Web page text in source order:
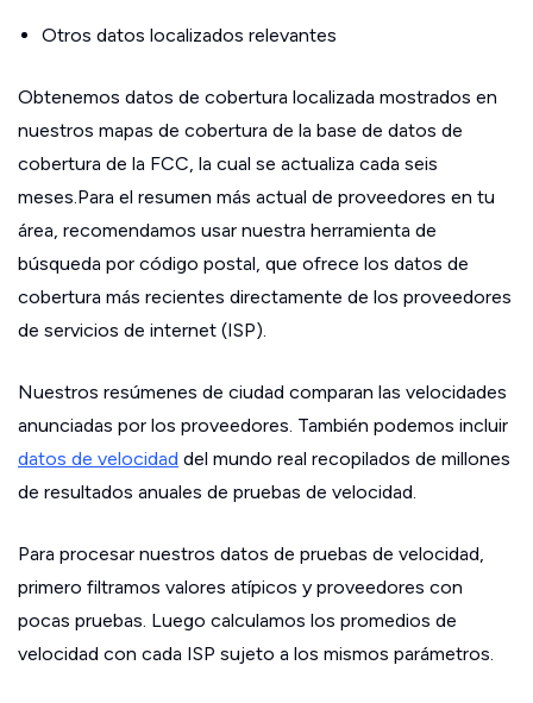
Otros datos localizados relevantes
Obtenemos datos de cobertura localizada mostrados en
nuestros mapas de cobertura de la base de datos de
cobertura de la FCC, la cual se actualiza cada seis
meses.Para el resumen más actual de proveedores en tu
área, recomendamos usar nuestra herramienta de
búsqueda por código postal, que ofrece los datos de
cobertura más recientes directamente de los proveedores
de servicios de internet (ISP).
Nuestros resúmenes de ciudad comparan las velocidades
anunciadas por los proveedores. También podemos incluir
datos de velocidad del mundo real recopilados de millones
de resultados anuales de pruebas de velocidad.
Para procesar nuestros datos de pruebas de velocidad,
primero filtramos valores atípicos y proveedores con
pocas pruebas. Luego calculamos los promedios de
velocidad con cada ISP sujeto a los mismos parámetros.